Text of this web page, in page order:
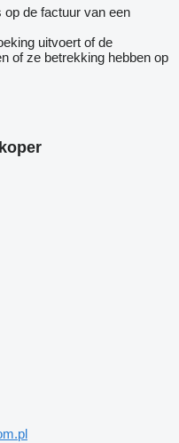
op de factuur van een
uitvoert of de
of ze betrekking hebben op